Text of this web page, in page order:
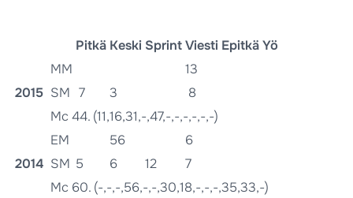
Pitkä Keski SprintViesti EpitkäYö
2015
MM
13
SM 7 3
8
Mc 44. (11,16,31,-,47,-,-,-,-,-,-)
2014
EM 56
6
SM 5 6 12
7
Mc 60. (-,-,-,56,-,-,30,18,-,-,-,35,33,-)